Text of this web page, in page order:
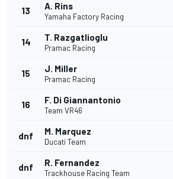
13 A. Rins
Yamaha Factory Racing
14 T. Razgatlioglu
Pramac Racing
15 J. Miller
Pramac Racing
16 F. Di Giannantonio
Team VR46
dnf M. Marquez
Ducati Team
dnf R. Fernandez
Trackhouse Racing Team